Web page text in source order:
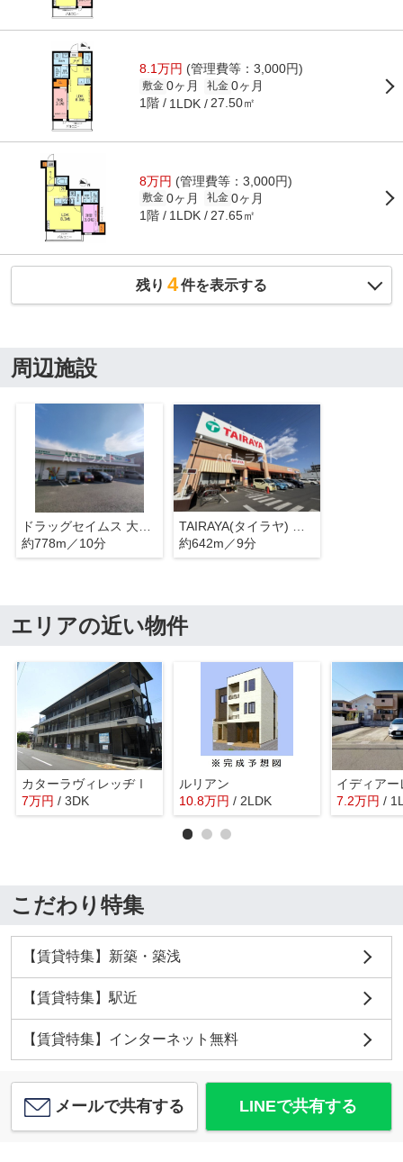
8.1万円 (管理費等：3,000円)
敷金 0ヶ月 礼金 0ヶ月
1階 1LDK 27.50㎡
8万円 (管理費等：3,000円)
敷金 0ヶ月 礼金 0ヶ月
1階 1LDK 27.65㎡
残り 4件を表示する
周辺施設
ドラッグセイムス 大宮吉野町店
約778m／10分
約642m／9分
エリアの近い物件
カターラヴィレッヂⅠ
7万円 / 3DK
ルリアン
10.8万円 / 2LDK
イディアー
7.2万円 /
こだわり特集
【賃貸特集】新築・築浅
【賃貸特集】駅近
【賃貸特集】インターネット無料
メールで共有する LINEで共有する